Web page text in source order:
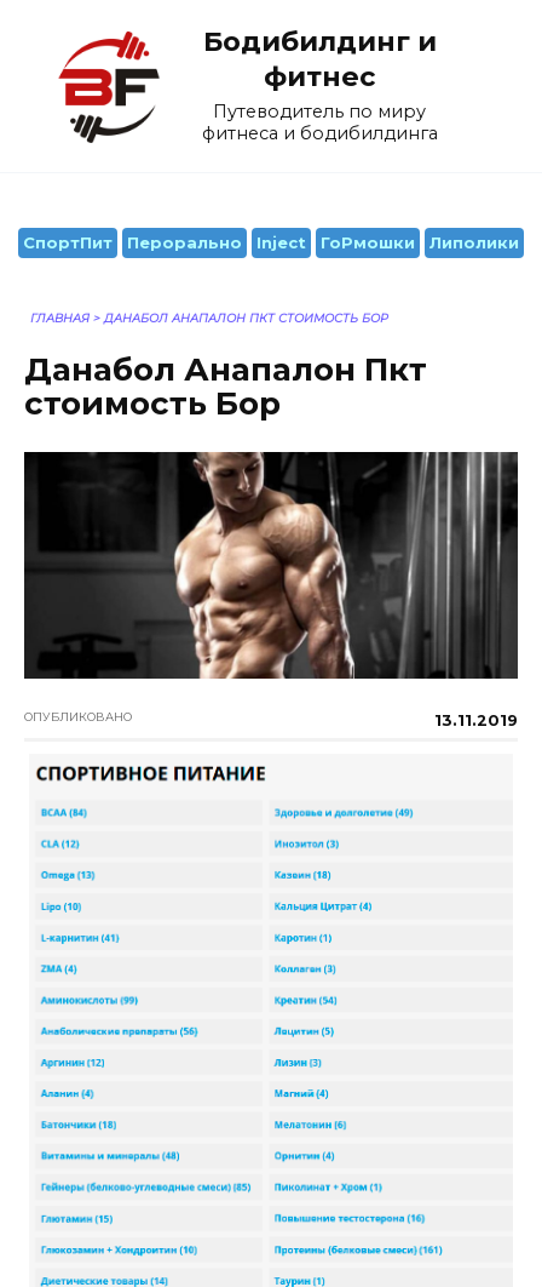
содержанию
Бодибилдинг и
фитнес
Путеводитель по миру
фитнеса и бодибилдинга
СпортПит Перорально Inject ГоРмошки Липолики
ГЛАВНАЯ > ДАНАБОЛ АНАПАЛОН ПКТ СТОИМОСТЬ БОР
Данабол Анапалон Пкт
стоимость Бор
ОПУБЛИКОВАНО 13.11.2019